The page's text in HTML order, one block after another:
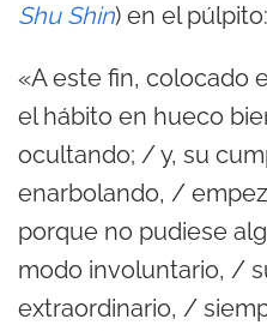
Shu Shin) en el púlpito:
«A este fin, colocado
el hábito en hueco
ocultando; / y, su
enarbolando, /
porque no pudiese
modo involuntario, /
extraordinario, /